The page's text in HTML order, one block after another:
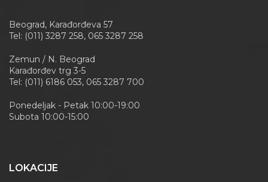
Beograd, Karađorđeva 57
Tel: (011) 3287 258, 065 3287 258
Zemun / N. Beograd
Karađorđev trg 3-5
Tel: (011) 6186 053, 065 3287 700
Ponedeljak - Petak 10:00-19:00
Subota 10:00-15:00
LOKACIJE